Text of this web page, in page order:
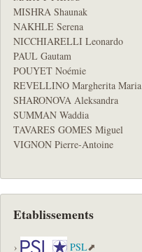
MISHRA Shaunak
NAKHLE Serena
NICCHIARELLI Leonardo
PAUL Gautam
POUYET Noémie
REVELLINO Margherita Maria
SHARONOVA Aleksandra
SUMMAN Waddia
TAVARES GOMES Miguel
VIGNON Pierre-Antoine
Etablissements
PSL